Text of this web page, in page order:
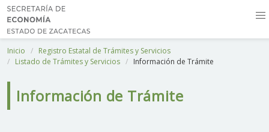
Inicio
Registro Estatal de Trámites y Servicios
Listado de Trámites y Servicios
Información de Trámite
Información de Trámite